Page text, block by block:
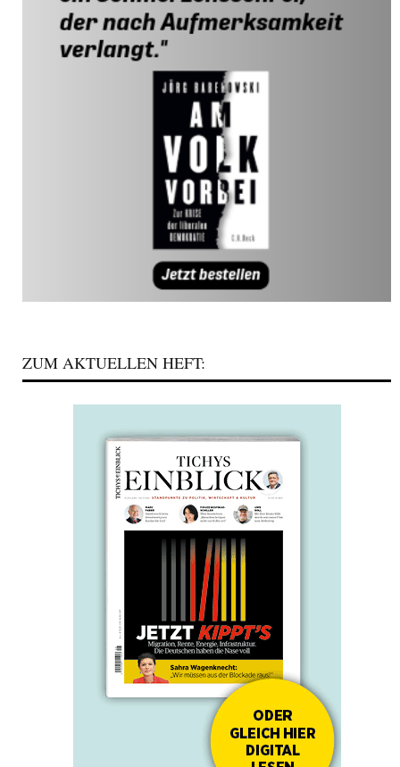
ZUM AKTUELLEN HEFT: